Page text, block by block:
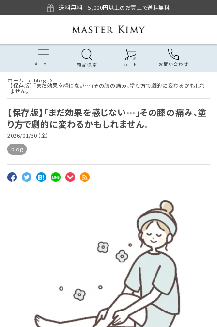
送料無料 5,000円以上のお買上で送料無料
メニュー 商品検索 カート お問い合わせ
ホーム blog
【保存版】「まだ効果を感じない…」その膝の痛み、塗り方で劇的に変わるかもしれ
ません。
【保存版】「まだ効果を感じない…」その膝の痛み、塗
り方で劇的に変わるかもしれません。
2026/01/30（金）
blog